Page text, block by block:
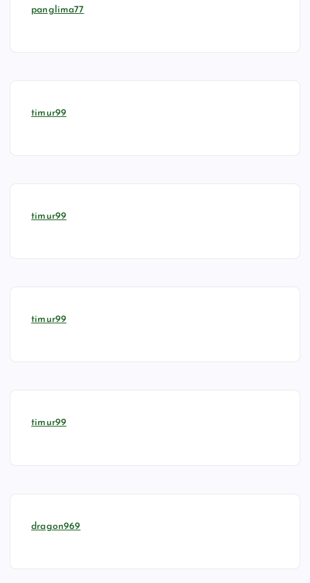
panglima77
timur99
timur99
timur99
timur99
dragon969